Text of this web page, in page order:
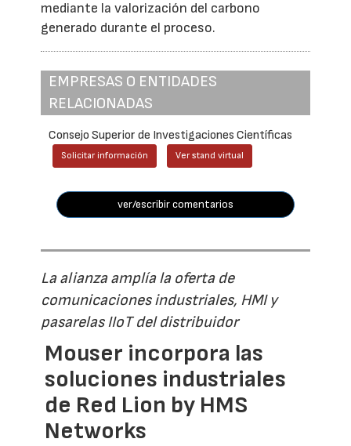
mediante la valorización del carbono
generado durante el proceso.
EMPRESAS O ENTIDADES
RELACIONADAS
Consejo Superior de Investigaciones Científicas
Solicitar información Ver stand virtual
ver/escribir comentarios
La alianza amplía la oferta de
comunicaciones industriales, HMI y
pasarelas IIoT del distribuidor
Mouser incorpora las
soluciones industriales
de Red Lion by HMS
Networks